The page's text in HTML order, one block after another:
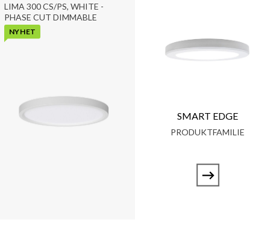
LIMA 300 CS/PS, WHITE -
PHASE CUT DIMMABLE
NYHET
SMART EDGE
PRODUKTFAMILIE